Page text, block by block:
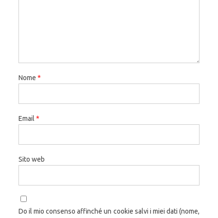
Nome *
Email *
Sito web
Do il mio consenso affinché un cookie salvi i miei dati (nome,